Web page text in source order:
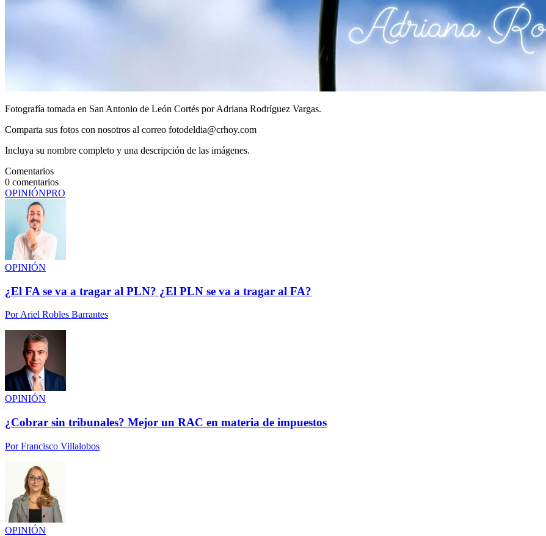
Fotografía tomada en San Antonio de León Cortés por Adriana Rodríguez Vargas.
Comparta sus fotos con nosotros al correo fotodeldia@crhoy.com
Incluya su nombre completo y una descripción de las imágenes.
Comentarios
0 comentarios
OPINIÓNPRO
OPINIÓN
¿El FA se va a tragar al PLN? ¿El PLN se va a tragar al FA?
PorAriel Robles Barrantes
OPINIÓN
¿Cobrar sin tribunales? Mejor un RAC en materia de impuestos
PorFrancisco Villalobos
OPINIÓN